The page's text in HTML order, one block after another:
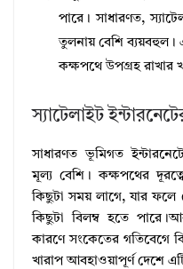
পারে। সাধারণত,
তুলনায় বেশি ব্যয়বহুল।
কক্ষপথে উপগ্রহ রাখার
স্যাটেলাইট
সাধারণত ভূমিগত
মূল্য বেশি। কক্ষপথের
কিছুটা সময় লাগে, যার
কিছুটা বিলম্ব হতে
কারণে সংকেতের গতিবেগে
খারাপ আবহাওয়াপূর্ণ দেশে